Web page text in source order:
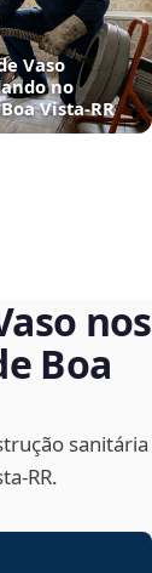
Vaso
no
Vista‑RR
nos
Boa
sanitária